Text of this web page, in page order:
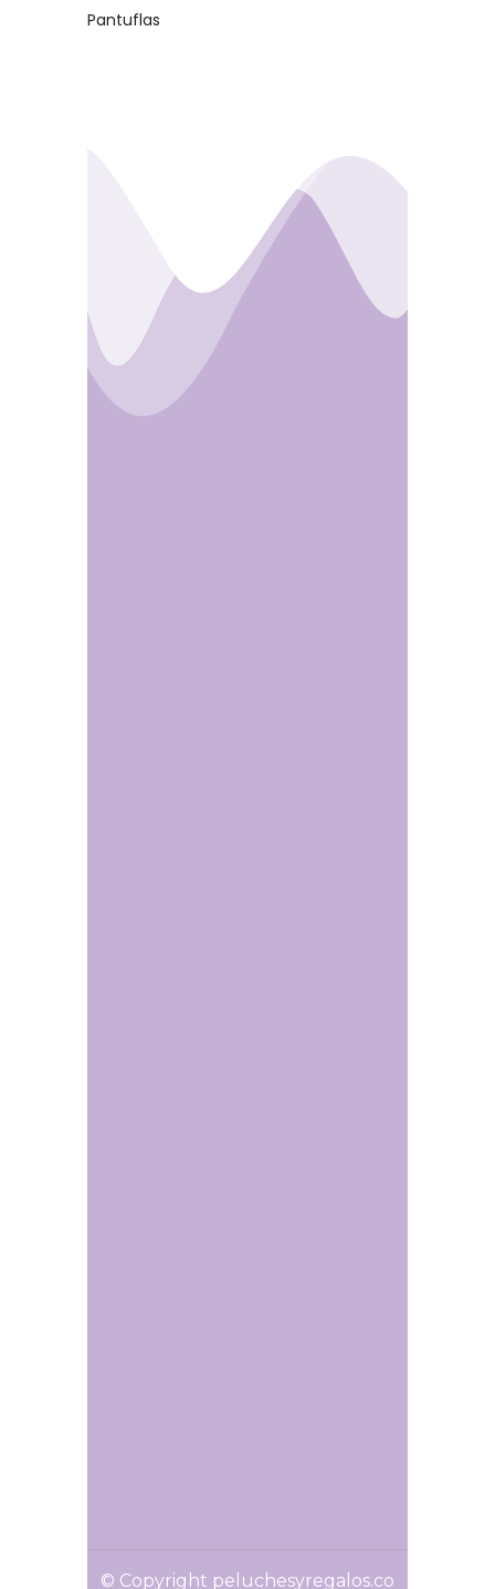
Pantuflas
© Copyright peluchesyregalos.co